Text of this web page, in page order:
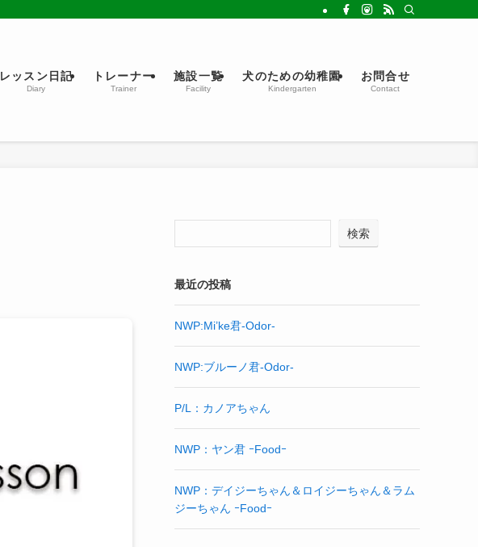
レッスン日記
Diary
トレーナー
Trainer
施設一覧
Facility
犬のための幼稚園
Kindergarten
お問合せ
Contact
検索
最近の投稿
NWP:Mi’ke君-Odor-
NWP:ブルーノ君-Odor-
P/L：カノアちゃん
NWP：ヤン君 ｰFoodｰ
NWP：デイジーちゃん＆ロイジーちゃん＆ラム
ジーちゃん ｰFoodｰ